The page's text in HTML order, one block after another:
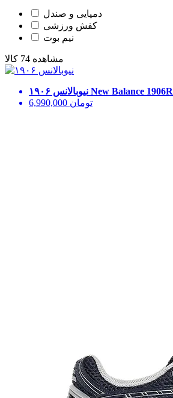
دمپایی و صندل
کفش ورزشی
نیم بوت
مشاهده 74 کالا
نیوبالانس ۱۹۰۶ New Balance 1906R
6,990,000 تومان